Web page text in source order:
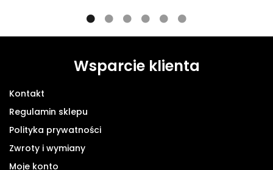
Wsparcie klienta
Kontakt
Regulamin sklepu
Polityka prywatności
Zwroty i wymiany
Moje konto